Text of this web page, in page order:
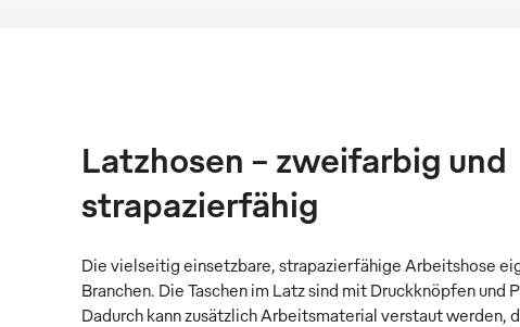
Latzhosen – zweifarbig und
strapazierfähig
Die vielseitig einsetzbare, strapazierfähige Arbeitshose
Branchen. Die Taschen im Latz sind mit Druckknöpfen und
Dadurch kann zusätzlich Arbeitsmaterial verstaut werden,